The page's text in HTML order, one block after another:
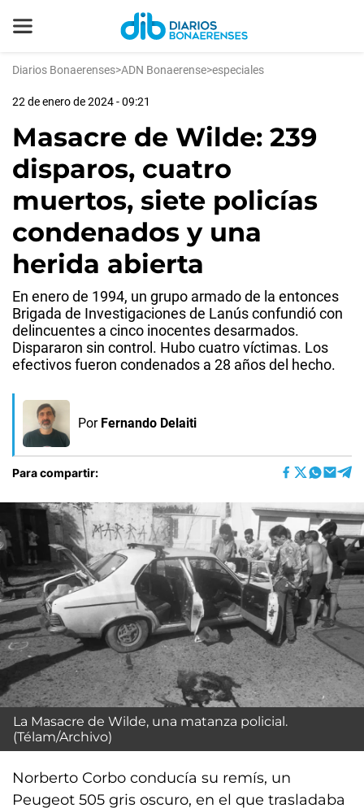
Diarios Bonaerenses>ADN Bonaerense>especiales
22 de enero de 2024 - 09:21
Masacre de Wilde: 239
disparos, cuatro
muertos, siete policías
condenados y una
herida abierta
En enero de 1994, un grupo armado de la entonces
Brigada de Investigaciones de Lanús confundió con
delincuentes a cinco inocentes desarmados.
Dispararon sin control. Hubo cuatro víctimas. Los
efectivos fueron condenados a 28 años del hecho.
Por Fernando Delaiti
Para compartir:
La Masacre de Wilde, una matanza policial.
(Télam/Archivo)
Norberto Corbo conducía su remís, un
Peugeot 505 gris oscuro, en el que trasladaba